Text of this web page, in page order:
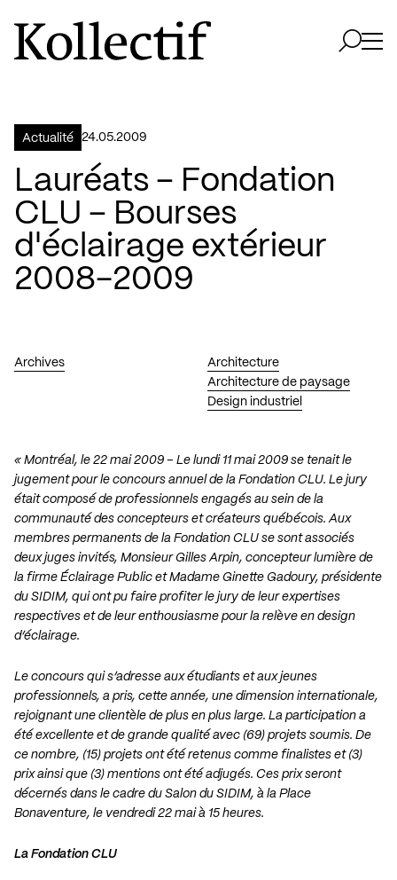
Aller à la page d'accueil
Logo Kollectif
Actualité 24.05.2009
Lauréats – Fondation
CLU – Bourses
d'éclairage extérieur
2008-2009
Archives
Architecture
Architecture de paysage
Design industriel
« Montréal, le 22 mai 2009 – Le lundi 11 mai 2009 se tenait le
jugement pour le concours annuel de la Fondation CLU. Le jury
était composé de professionnels engagés au sein de la
communauté des concepteurs et créateurs québécois. Aux
membres permanents de la Fondation CLU se sont associés
deux juges invités, Monsieur Gilles Arpin, concepteur lumière de
la firme Éclairage Public et Madame Ginette Gadoury, présidente
du SIDIM, qui ont pu faire profiter le jury de leur expertises
respectives et de leur enthousiasme pour la relève en design
d’éclairage.
Le concours qui s’adresse aux étudiants et aux jeunes
professionnels, a pris, cette année, une dimension internationale,
rejoignant une clientèle de plus en plus large. La participation a
été excellente et de grande qualité avec (69) projets soumis. De
ce nombre, (15) projets ont été retenus comme finalistes et (3)
prix ainsi que (3) mentions ont été adjugés. Ces prix seront
décernés dans le cadre du Salon du SIDIM, à la Place
Bonaventure, le vendredi 22 mai à 15 heures.
La Fondation CLU